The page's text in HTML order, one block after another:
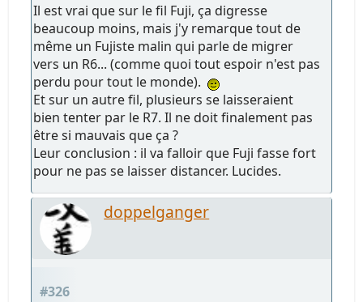
Il est vrai que sur le fil Fuji, ça digresse
beaucoup moins, mais j'y remarque tout de
même un Fujiste malin qui parle de migrer
vers un R6... (comme quoi tout espoir n'est pas
perdu pour tout le monde).
Et sur un autre fil, plusieurs se laisseraient
bien tenter par le R7. Il ne doit finalement pas
être si mauvais que ça ?
Leur conclusion : il va falloir que Fuji fasse fort
pour ne pas se laisser distancer. Lucides.
doppelganger
#326